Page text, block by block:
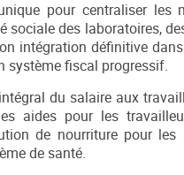
pour centraliser les
sociale des laboratoires,
intégration définitive
système fiscal progressif.
du salaire aux
aides pour les
de nourriture pour
de santé.